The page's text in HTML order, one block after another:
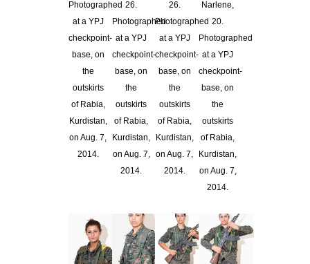
Photographed
at a YPJ
checkpoint-
base, on
the
outskirts
of Rabia,
Kurdistan,
on Aug. 7,
2014.
26.
Photographed
at a YPJ
checkpoint-
base, on
the
outskirts
of Rabia,
Kurdistan,
on Aug. 7,
2014.
26.
Photographed
at a YPJ
checkpoint-
base, on
the
outskirts
of Rabia,
Kurdistan,
on Aug. 7,
2014.
Narlene,
20.
Photographed
at a YPJ
checkpoint-
base, on
the
outskirts
of Rabia,
Kurdistan,
on Aug. 7,
2014.